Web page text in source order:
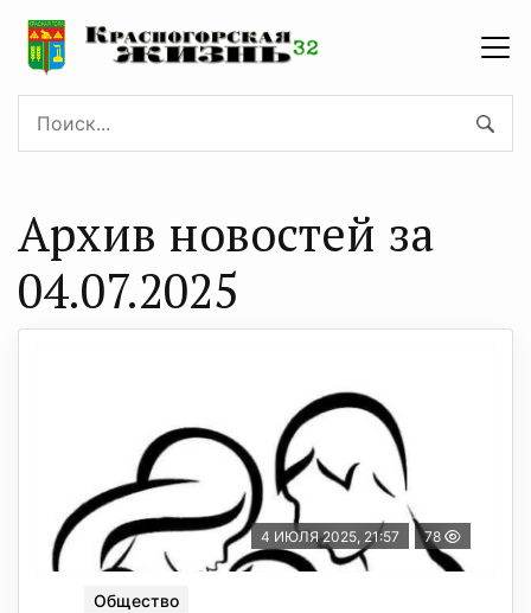
Архив новостей за
04.07.2025
4 ИЮЛЯ 2025, 21:57 78
Общество